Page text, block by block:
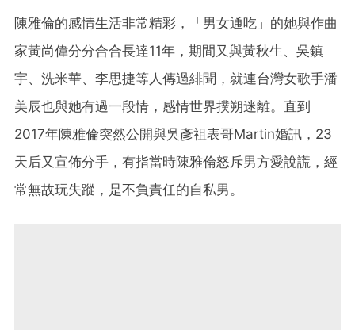
陳雅倫的感情生活非常精彩，「男女通吃」的她與作曲
家黃尚偉分分合合長達11年，期間又與黃秋生、吳鎮
宇、洗米華、李思捷等人傳過緋聞，就連台灣女歌手潘
美辰也與她有過一段情，感情世界撲朔迷離。直到
2017年陳雅倫突然公開與吳彥祖表哥Martin婚訊，23
天后又宣佈分手，有指當時陳雅倫怒斥男方愛說謊，經
常無故玩失蹤，是不負責任的自私男。